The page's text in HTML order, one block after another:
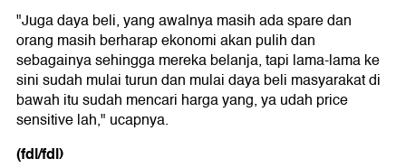
"Juga daya beli, yang awalnya masih ada spare dan
orang masih berharap ekonomi akan pulih dan
sebagainya sehingga mereka belanja, tapi lama-lama ke
sini sudah mulai turun dan mulai daya beli masyarakat di
bawah itu sudah mencari harga yang, ya udah price
sensitive lah," ucapnya.
(fdl/fdl)